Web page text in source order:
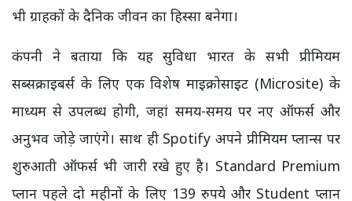
भी ग्राहकों के दैनिक जीवन का हिस्सा बनेगा।
कंपनी ने बताया कि यह सुविधा भारत के सभी प्रीमियम
सब्सक्राइबर्स के लिए एक विशेष माइक्रोसाइट (Microsite) के
माध्यम से उपलब्ध होगी, जहां समय-समय पर नए ऑफर्स और
अनुभव जोड़े जाएंगे। साथ ही Spotify अपने प्रीमियम प्लान्स पर
शुरुआती ऑफर्स भी जारी रखे हुए है। Standard Premium
प्लान पहले दो महीनों के लिए 139 रुपये और Student प्लान